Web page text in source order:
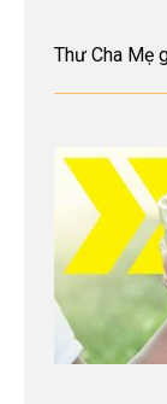
Thư Cha Mẹ